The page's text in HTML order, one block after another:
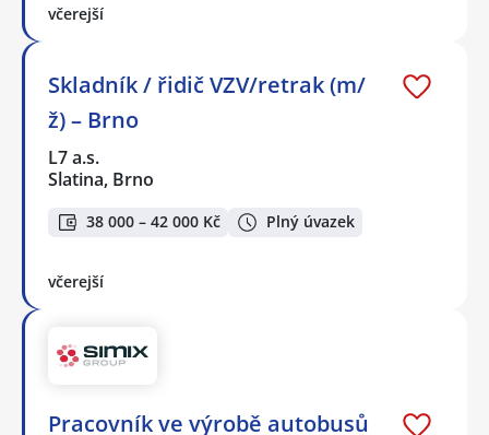
včerejší
Skladník / řidič VZV/retrak (m/
ž) – Brno
L7 a.s.
Slatina, Brno
38 000 – 42 000 Kč Plný úvazek
včerejší
Pracovník ve výrobě autobusů